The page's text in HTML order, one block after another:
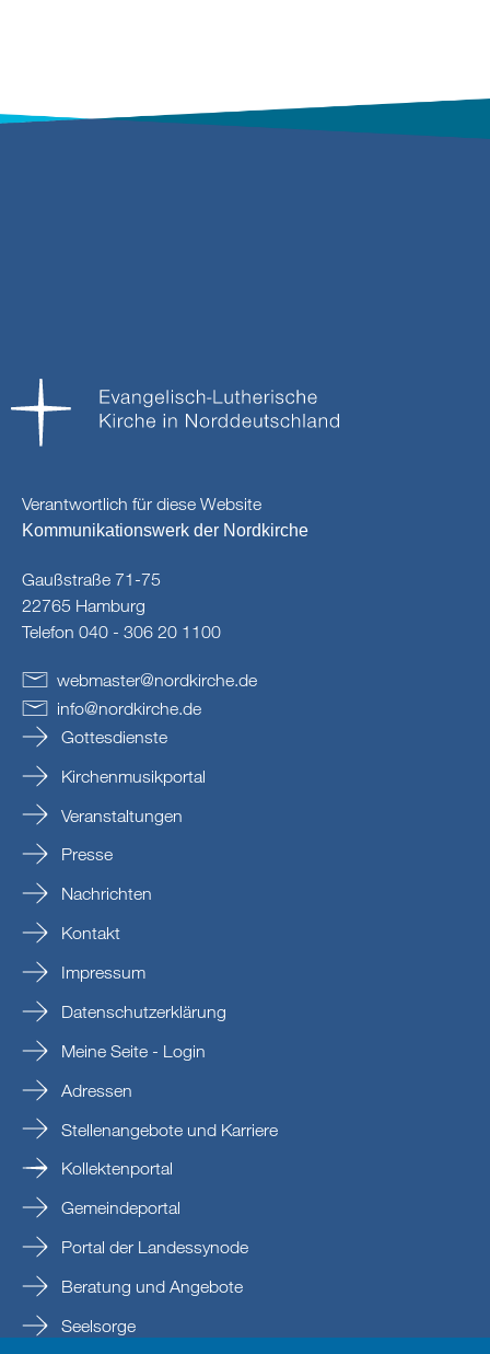
Verantwortlich für diese Website
Kommunikationswerk der Nordkirche
Gaußstraße 71-75
22765 Hamburg
Telefon 040 - 306 20 1100
webmaster@nordkirche.de
info@nordkirche.de
Gottesdienste
Kirchenmusikportal
Veranstaltungen
Presse
Nachrichten
Kontakt
Impressum
Datenschutzerklärung
Meine Seite - Login
Adressen
Stellenangebote und Karriere
Kollektenportal
Gemeindeportal
Portal der Landessynode
Beratung und Angebote
Seelsorge